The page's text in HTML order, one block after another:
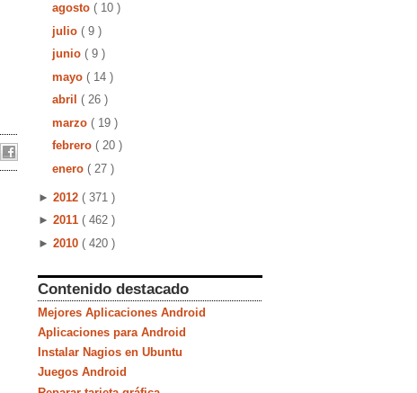
agosto ( 10 )
julio ( 9 )
junio ( 9 )
mayo ( 14 )
abril ( 26 )
marzo ( 19 )
febrero ( 20 )
enero ( 27 )
► 2012 ( 371 )
► 2011 ( 462 )
► 2010 ( 420 )
Contenido destacado
Mejores Aplicaciones Android
Aplicaciones para Android
Instalar Nagios en Ubuntu
Juegos Android